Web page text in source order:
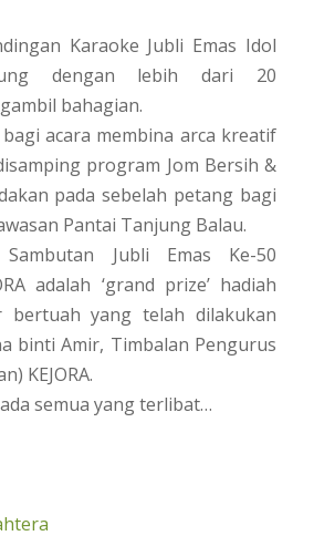
Karaoke Jubli Emas Idol
dengan lebih dari 20
bahagian.
acara membina arca kreatif
program Jom Bersih &
pada sebelah petang bagi
Pantai Tanjung Balau.
Jubli Emas Ke-50
adalah ‘grand prize’ hadiah
bertuah yang telah dilakukan
binti Amir, Timbalan Pengurus
KEJORA.
semua yang terlibat…